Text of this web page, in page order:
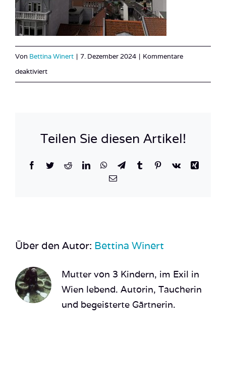
Von Bettina Winert | 7. Dezember 2024 | Kommentare
deaktiviertfür
Teilen Sie diesen Artikel!
Facebook
TwitterRedditLinkedInWhatsApp
TelegramTumblrPinterest
Vk
Xing
E-
Über den Autor: Bettina Winert
Mutter von 3 Kindern, im Exil in
Wien lebend. Autorin, Taucherin
und begeisterte Gärtnerin.